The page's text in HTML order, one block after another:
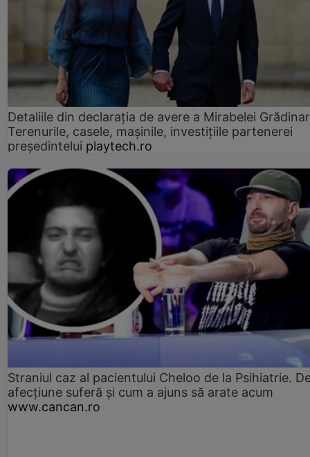
Detaliile din declaraţia de avere a Mirabelei
Terenurile, casele, mașinile, investițiile partenerei
președintelui playtech.ro
Straniul caz al pacientului Cheloo de la Psihiatrie.
afecțiune suferă și cum a ajuns să arate acum
www.cancan.ro